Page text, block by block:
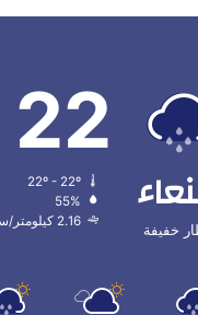
خفيفة
22
55%
2.16 كيلومتر/ساعة